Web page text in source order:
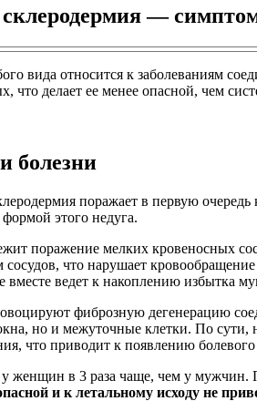
—
вида относится к заболеваниям
что делает ее менее опасной, чем
болезни
поражает в первую
этого недуга.
поражение мелких кровеносных
сосудов, что нарушает
вместе ведет к накоплению избытка
фиброзную дегенерацию
но и межуточные клетки. По сути,
что приводит к появлению
у женщин в 3 раза чаще, чем у
и к летальному исходу не